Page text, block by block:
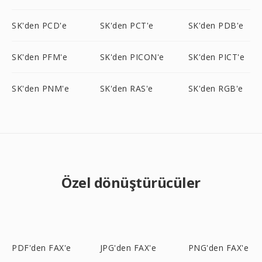
SK'den PCD'e SK'den PCT'e SK'den PDB'e
SK'den PFM'e SK'den PICON'e SK'den PICT'e
SK'den PNM'e SK'den RAS'e SK'den RGB'e
Özel dönüştürücüler
PDF'den FAX'e JPG'den FAX'e PNG'den FAX'e